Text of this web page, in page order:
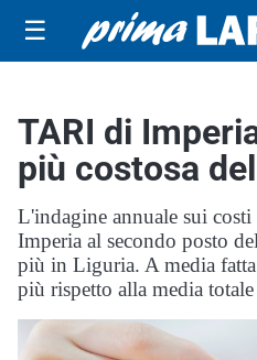
☰
TARI di
più costosa
L'indagine annuale sui
Imperia al secondo posto
più in Liguria. A media
più rispetto alla media